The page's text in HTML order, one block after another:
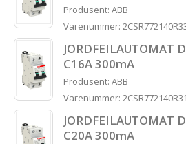
Produsent: ABB
Varenummer:
JORDFEILAUTOMAT
C16A 300mA
Produsent: ABB
Varenummer:
JORDFEILAUTOMAT
C20A 300mA